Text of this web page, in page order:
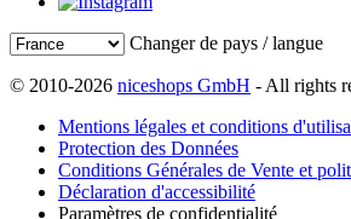
Changer de pays / langue
© 2010-2026 niceshops GmbH - All rights
Mentions légales et conditions
Protection des Données
Conditions Générales de Vente et
Déclaration d'accessibilité
Paramètres de confidentialité